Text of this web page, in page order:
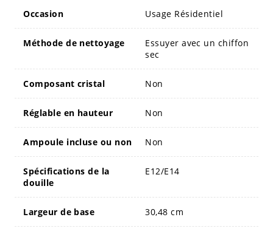
Occasion Usage Résidentiel
Méthode de nettoyage
Essuyer avec un chiffon
sec
Composant cristal Non
Réglable en hauteur Non
Ampoule incluse ou non Non
Spécifications de la
douille
E12/E14
Largeur de base 30,48 cm